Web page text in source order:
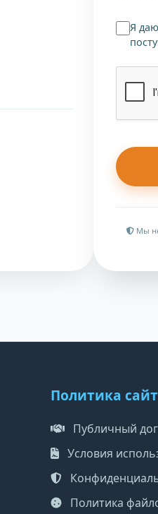
Я
Мы не
Политика
Публичный
Условия
Политика